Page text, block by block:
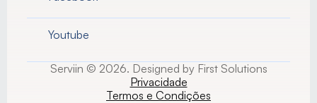
Youtube
Serviin © 2026. Designed by First Solutions
Privacidade
Termos e Condições